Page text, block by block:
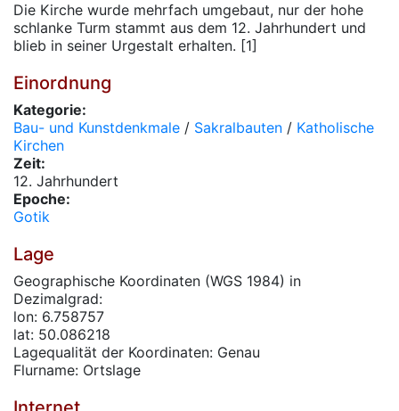
Die Kirche wurde mehrfach umgebaut, nur der hohe
schlanke Turm stammt aus dem 12. Jahrhundert und
blieb in seiner Urgestalt erhalten. [1]
Einordnung
Kategorie:
Bau- und Kunstdenkmale / Sakralbauten / Katholische
Kirchen
Zeit:
12. Jahrhundert
Epoche:
Gotik
Lage
Geographische Koordinaten (WGS 1984) in
Dezimalgrad:
lon: 6.758757
lat: 50.086218
Lagequalität der Koordinaten: Genau
Flurname: Ortslage